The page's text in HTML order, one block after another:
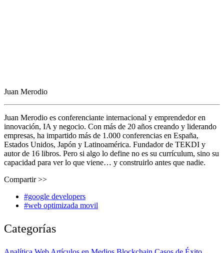
Juan Merodio
Juan Merodio es conferenciante internacional y emprendedor en
innovación, IA y negocio. Con más de 20 años creando y liderando
empresas, ha impartido más de 1.000 conferencias en España,
Estados Unidos, Japón y Latinoamérica. Fundador de TEKDI y
autor de 16 libros. Pero si algo lo define no es su currículum, sino su
capacidad para ver lo que viene… y construirlo antes que nadie.
Compartir >>
#google developers
#web optimizada movil
Categorías